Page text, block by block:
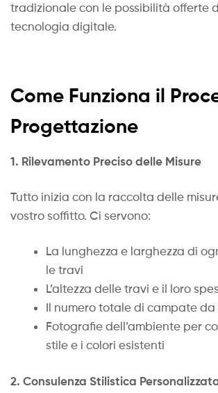
tradizionale con le possibilità offerte
tecnologia digitale.
Come Funziona il
Progettazione
1. Rilevamento Preciso delle Misure
Tutto inizia con la raccolta delle
vostro soffitto. Ci servono:
La lunghezza e larghezza di
le travi
L’altezza delle travi e il loro
Il numero totale di campate
Fotografie dell’ambiente per
stile e i colori esistenti
2. Consulenza Stilistica